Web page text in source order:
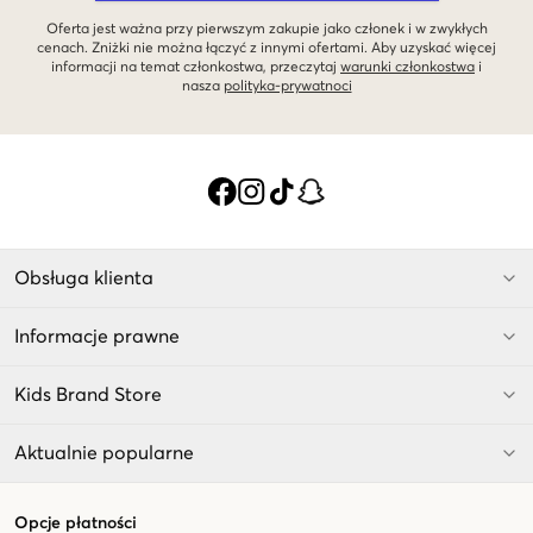
Oferta jest ważna przy pierwszym zakupie jako członek i w zwykłych
cenach. Zniżki nie można łączyć z innymi ofertami. Aby uzyskać więcej
informacji na temat członkostwa, przeczytaj warunki członkostwa i
nasza polityka-prywatnoci
Obsługa klienta
Informacje prawne
Kids Brand Store
Aktualnie popularne
Opcje płatności